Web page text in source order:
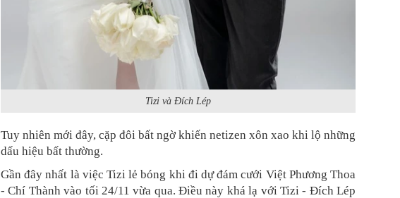
Tizi và Đích Lép
Tuy nhiên mới đây, cặp đôi bất ngờ khiến netizen xôn xao khi lộ những
dấu hiệu bất thường.
Gần đây nhất là việc Tizi lẻ bóng khi đi dự đám cưới Việt Phương Thoa
- Chí Thành vào tối 24/11 vừa qua. Điều này khá lạ với Tizi - Đích Lép